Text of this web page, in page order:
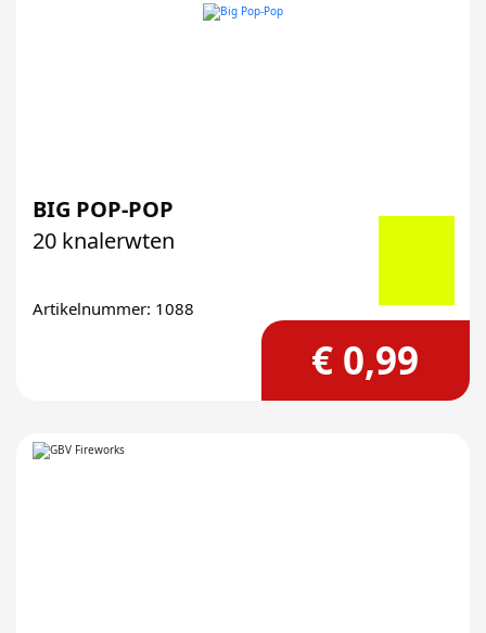
BIG POP-POP
20 knalerwten
Artikelnummer: 1088
€ 0,99